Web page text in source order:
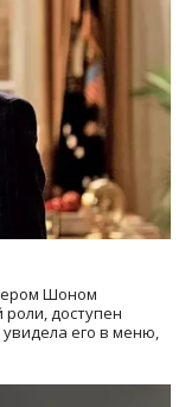
Шоном
доступен
увидела его в меню,